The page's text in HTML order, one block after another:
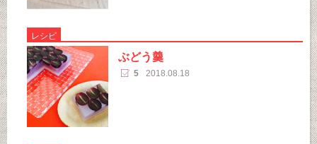
レシピ
ぶどう羹
5 2018.08.18